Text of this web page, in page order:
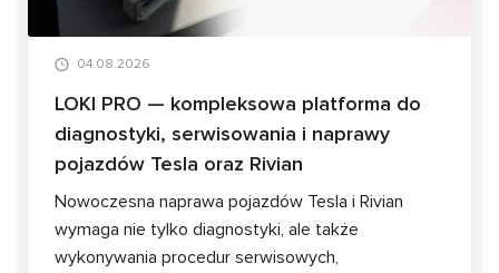
04.08.2026
LOKI PRO — kompleksowa platforma do
diagnostyki, serwisowania i naprawy
pojazdów Tesla oraz Rivian
Nowoczesna naprawa pojazdów Tesla i Rivian
wymaga nie tylko diagnostyki, ale także
wykonywania procedur serwisowych,